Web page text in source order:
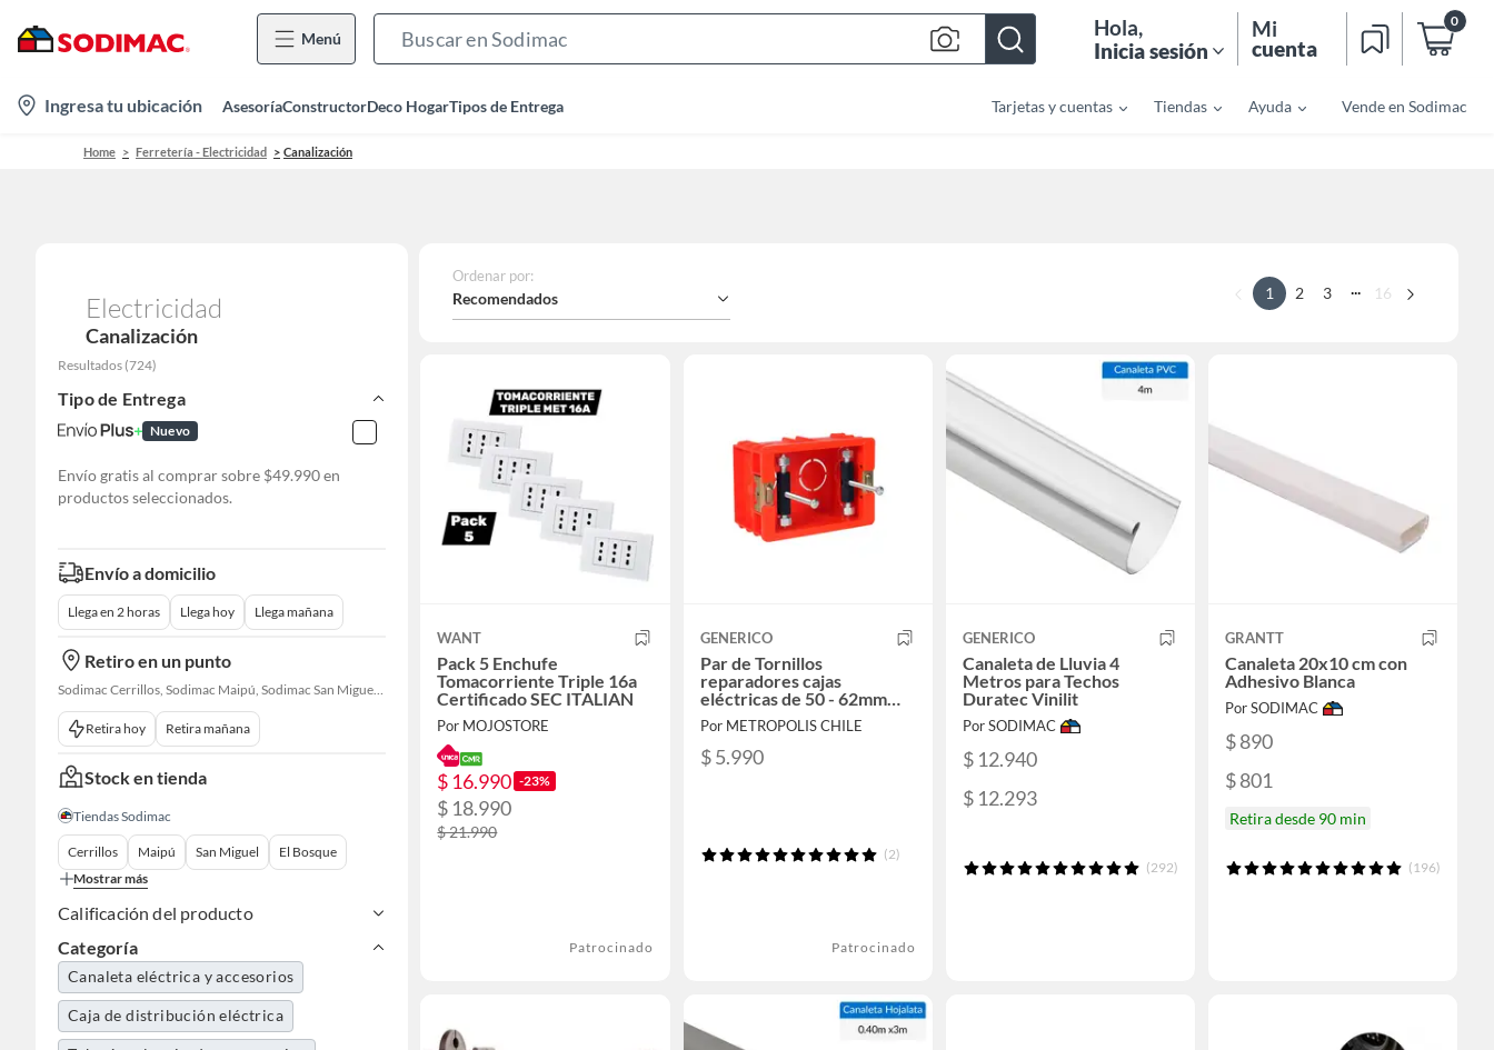
Menú
Bar
Hola,
Inicia sesión
Mi
cuenta
0
location-
icon
Ingresa tu ubicación AsesoríaConstructorDeco HogarTipos de Entrega Tarjetas y cuentas Tiendas Ayuda Vende en Sodimac
Home Ferretería - Electricidad Canalización
Electricidad
Canalización
Resultados (724)
Tipo de Entrega
Nuevo
Envío gratis al comprar sobre $49.990 en
productos seleccionados.
Envío a domicilio
Llega en 2 horas Llega hoy Llega mañana
Retiro en un punto
Sodimac Cerrillos, Sodimac Maipú, Sodimac San Miguel, Sodimac El Bosque, Sodimac San Bernardo, Constructor Cantagallo, Sodimac Talagante, Sodimac San Fernando
Retira hoy Retira mañana
Stock en tienda
Tiendas Sodimac
Cerrillos Maipú San Miguel
El Bosque
Mostrar más
Calificación del producto
Categoría
Canaleta eléctrica y accesorios
Caja de distribución eléctrica
Ordenar por:
Recomendados 1 2 3 ... 16
WANT
Pack 5 Enchufe
Tomacorriente Triple 16a
Certificado SEC ITALIAN
Por MOJOSTORE
$ 16.990 -23%
$ 18.990
$ 21.990
Patrocinado
GENERICO
Par de Tornillos
reparadores cajas
eléctricas de 50 - 62mm
alto universal
Por METROPOLIS CHILE
$ 5.990
(2)
Patrocinado
GENERICO
Canaleta de Lluvia 4
Metros para Techos
Duratec Vinilit
Por SODIMAC
$ 12.940
$ 12.293
(292)
GRANTT
Canaleta 20x10 cm con
Adhesivo Blanca
Por SODIMAC
$ 890
$ 801
Retira desde 90 min
(196)